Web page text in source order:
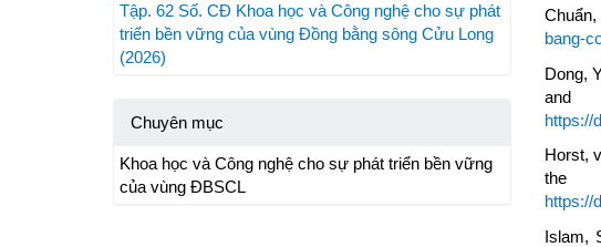
Tập. 62 Số. CĐ Khoa học và Công nghệ cho sự phát
triển bền vững của vùng Đồng bằng sông Cửu Long
(2026)
Chuyên mục
Khoa học và Công nghệ cho sự phát triển bền vững
của vùng ĐBSCL
bang-
Dong,
and
https://
Horst,
the
https://
Islam,